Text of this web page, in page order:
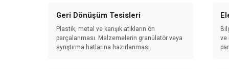
Geri Dönüşüm Tesisleri
Plastik, metal ve karışık atıkların ön
parçalanması. Malzemelerin granülatör veya
ayrıştırma hatlarına hazırlanması.
ve